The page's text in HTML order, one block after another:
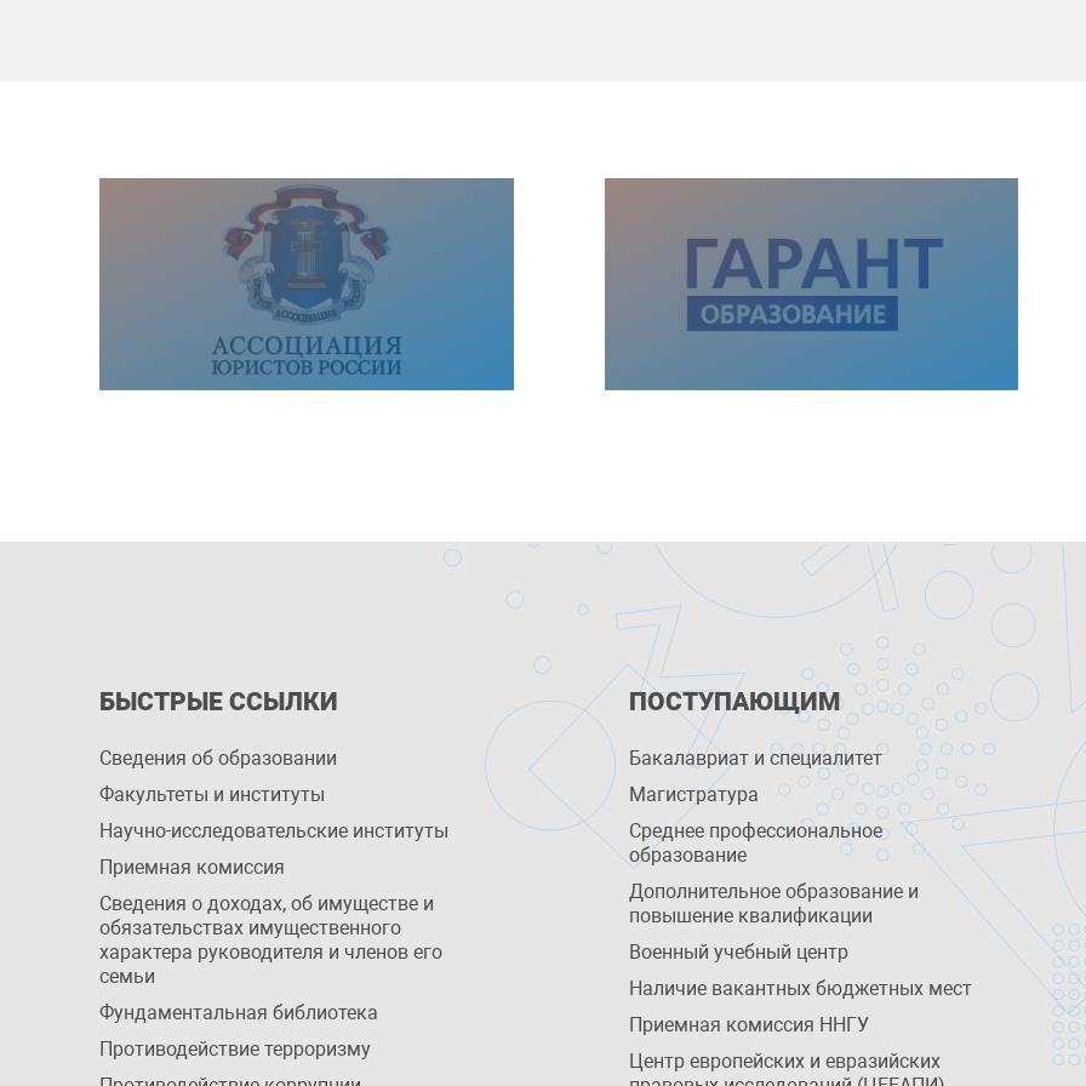
БЫСТРЫЕ ССЫЛКИ
Сведения об образовании
Факультеты и институты
Научно-исследовательские институты
Приемная комиссия
Сведения о доходах, об имуществе и
обязательствах имущественного
характера руководителя и членов его
семьи
Фундаментальная библиотека
Противодействие терроризму
ПОСТУПАЮЩИМ
Бакалавриат и специалитет
Магистратура
Среднее профессиональное
образование
Дополнительное образование и
повышение квалификации
Военный учебный центр
Наличие вакантных бюджетных мест
Приемная комиссия ННГУ
Центр европейских и евразийских